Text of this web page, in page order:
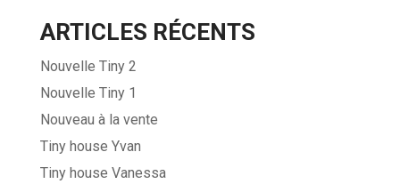
ARTICLES RÉCENTS
Nouvelle Tiny 2
Nouvelle Tiny 1
Nouveau à la vente
Tiny house Yvan
Tiny house Vanessa